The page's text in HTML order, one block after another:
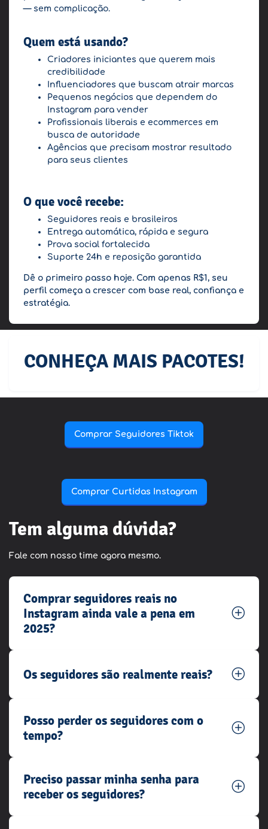
— sem complicação.
Quem está usando?
Criadores iniciantes que querem mais
credibilidade
Influenciadores que buscam atrair marcas
Pequenos negócios que dependem do
Instagram para vender
Profissionais liberais e ecommerces em
busca de autoridade
Agências que precisam mostrar resultado
para seus clientes
O que você recebe:
Seguidores reais e brasileiros
Entrega automática, rápida e segura
Prova social fortalecida
Suporte 24h e reposição garantida
Dê o primeiro passo hoje. Com apenas R$1, seu
perfil começa a crescer com base real, confiança e
estratégia.
CONHEÇA MAIS PACOTES!
Comprar Seguidores Tiktok
Comprar Curtidas Instagram
Tem alguma dúvida?
Fale com nosso time agora mesmo.
Comprar seguidores reais no
Instagram ainda vale a pena em
2025?
Os seguidores são realmente reais?
Posso perder os seguidores com o
tempo?
Preciso passar minha senha para
receber os seguidores?